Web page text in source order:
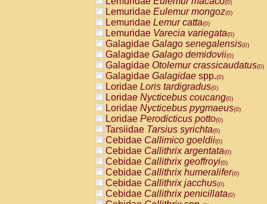
(0)
Lemuridae Eulemur mongoz(0)
Lemuridae Lemur catta(0)
Lemuridae Varecia variegata(0)
Galagidae Galago senegalensis(0)
Galagidae Galago demidovii(0)
Galagidae Otolemur crassicaudatus(0)
Galagidae Galagidae spp.(0)
Loridae Loris tardigradus(0)
Loridae Nycticebus coucang(0)
Loridae Nycticebus pygmaeus(0)
Loridae Perodicticus potto(0)
Tarsiidae Tarsius syrichta(0)
Cebidae Callimico goeldii(0)
Cebidae Callithrix argentata(0)
Cebidae Callithrix geoffroyi(0)
Cebidae Callithrix humeralifer(0)
Cebidae Callithrix jacchus(0)
Cebidae Callithrix penicillata(0)